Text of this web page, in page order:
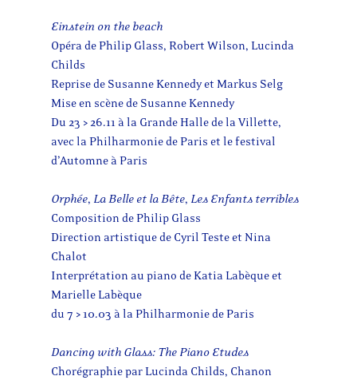
Einstein on the beach
Opéra de Philip Glass, Robert Wilson, Lucinda
Childs
Reprise de Susanne Kennedy et Markus Selg
Mise en scène de Susanne Kennedy
Du 23 > 26.11 à la Grande Halle de la Villette,
avec la Philharmonie de Paris et le festival
d’Automne à Paris
Orphée, La Belle et la Bête, Les Enfants terribles
Composition de Philip Glass
Direction artistique de Cyril Teste et Nina
Chalot
Interprétation au piano de Katia Labèque et
Marielle Labèque
du 7 > 10.03 à la Philharmonie de Paris
Dancing with Glass: The Piano Etudes
Chorégraphie par Lucinda Childs, Chanon